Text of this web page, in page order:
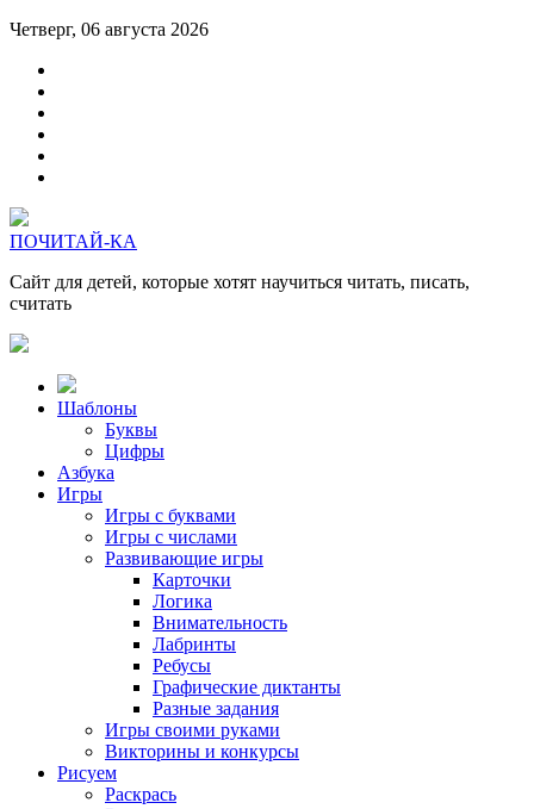
Четверг, 06 августа 2026
ПОЧИТАЙ-КА
Сайт для детей, которые хотят научиться читать, писать,
считать
Шаблоны
Буквы
Цифры
Азбука
Игры
Игры с буквами
Игры с числами
Развивающие игры
Карточки
Логика
Внимательность
Лабринты
Ребусы
Графические диктанты
Разные задания
Игры своими руками
Викторины и конкурсы
Рисуем
Раскрась